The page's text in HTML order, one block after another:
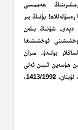
ھەممىسى
بۇنىڭ بىر
دېدى. شۇنىڭ بىلەن
ئوخشىشىغا
بولىدۇ. مىزان
ھۇسەين ئىبىن ئەلى
(ۋاپاتى: 408 ھ)، ئەسسۇنەنۇلكۇبرا، جىمائۇ ئەبۋابىررىبا، لۇبنان، 1413/1992،